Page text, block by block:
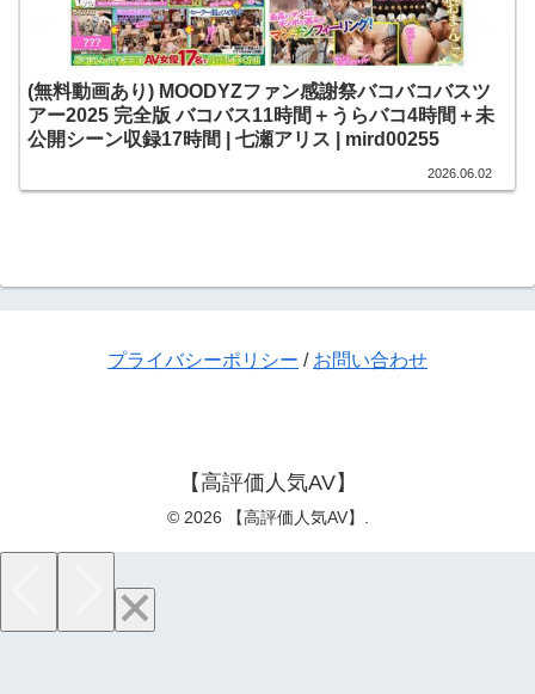
(無料動画あり) MOODYZファン感謝祭バコバコバスツ
アー2025 完全版 バコバス11時間＋うらバコ4時間＋未
公開シーン収録17時間 | 七瀬アリス | mird00255
2026.06.02
プライバシーポリシー / お問い合わせ
【高評価人気AV】
© 2026 【高評価人気AV】.